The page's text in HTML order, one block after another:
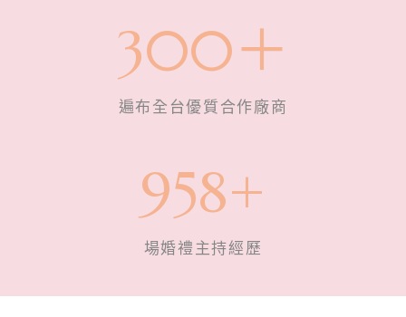
300＋
遍布全台優質合作廠商
958+
場婚禮主持經歷